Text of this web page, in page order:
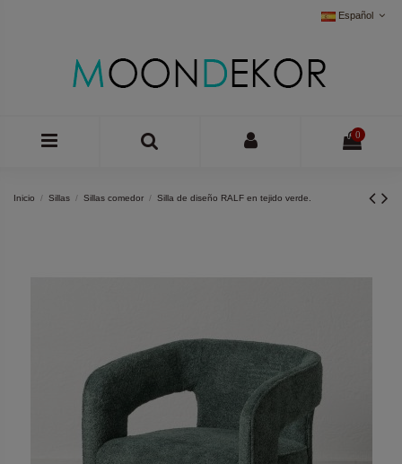
Español
0
Inicio Sillas Sillas comedor Silla de diseño RALF en tejido verde.